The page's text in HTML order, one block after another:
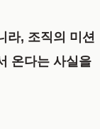
라, 조직의 미션
온다는 사실을